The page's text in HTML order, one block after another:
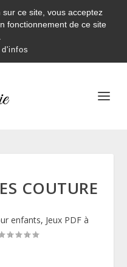
ce site, vous acceptez
fonctionnement de ce site
COUTURE
enfants, Jeux PDF à